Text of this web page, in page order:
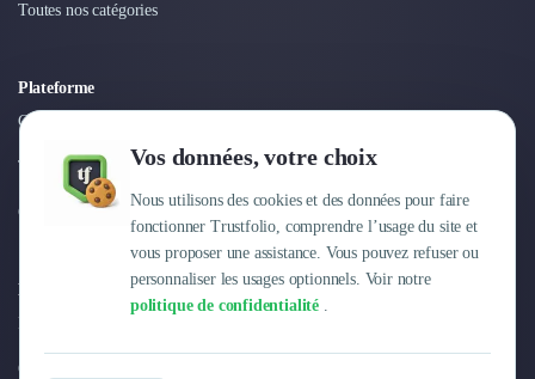
Vos données, votre choix
Nous utilisons des cookies et des données pour faire
fonctionner Trustfolio, comprendre l’usage du site et
vous proposer une assistance. Vous pouvez refuser ou
personnaliser les usages optionnels. Voir notre
politique de confidentialité .
Toutes nos catégories
Plateforme
Connexion
Tarifs
Centre d'aide
Entreprise
Pourquoi Trustfolio ?
Offres d'emploi